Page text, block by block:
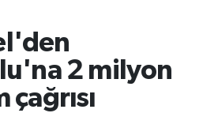
2 milyon
Haritası
Durumu ve Fikstür